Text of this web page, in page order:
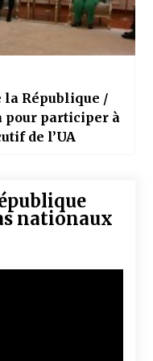
la République /
pour participer à
de l’UA
nationaux